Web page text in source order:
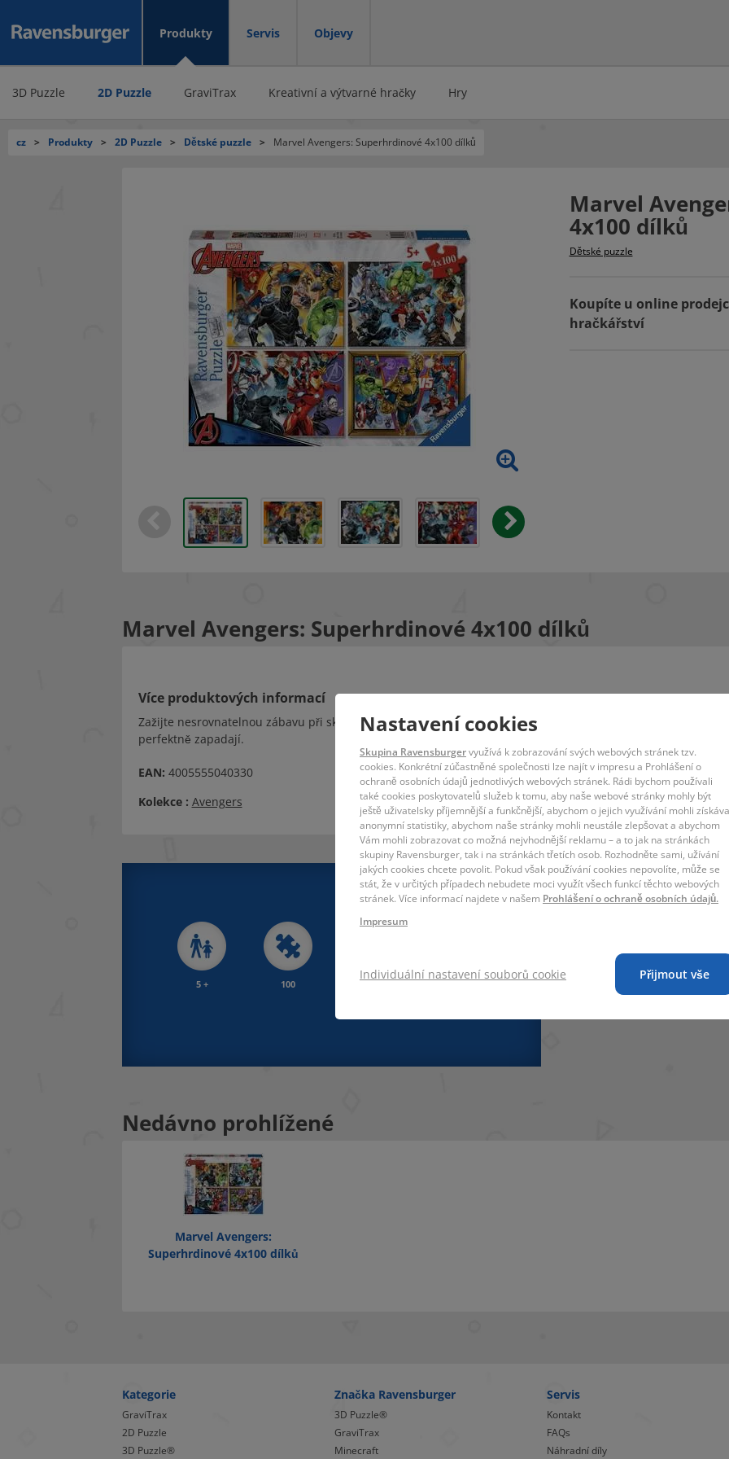
Produkty
3D Puzzle 2D Puzzle GraviTrax Kreativní a výtvarné hračky Hry
Servis Objevy
cz > Produkty > 2D Puzzle > Dětské puzzle > Marvel Avengers: Superhrdinové 4x100 dílků
Marvel
4x100 dílků
Dětské puzzle
Koupíte u online
hračkářství
Marvel Avengers: Superhrdinové 4x100 dílků
Více produktových informací
Zažijte nesrovnatelnou zábavu při skládání vysoce kvalitního puzzle s motivem Avengers od společnosti
perfektně zapadají.
EAN: 4005555040330
Kolekce : Avengers
5 + 100 37 x 27 x 6 cm
ca. 36 x 26 x 0,2
Nedávno prohlížené
Marvel Avengers:
Superhrdinové 4x100 dílků
Kategorie
GraviTrax
2D Puzzle
3D Puzzle®
Značka Ravensburger
3D Puzzle®
GraviTrax
Minecraft
Servis
Kontakt
FAQs
Náhradní díly
Nastavení cookies
Skupina Ravensburgervyužívá k zobrazování svých webových stránek tzv.
cookies. Konkrétní zúčastněné společnosti lze najít v impresu a Prohlášení o
ochraně osobních údajů jednotlivých webových stránek. Rádi bychom používali
také cookies poskytovatelů služeb k tomu, aby naše webové stránky mohly být
ještě uživatelsky příjemnější a funkčnější, abychom o jejich využívání mohli
anonymní statistiky, abychom naše stránky mohli neustále zlepšovat a abychom
Vám mohli zobrazovat co možná nejvhodnější reklamu – a to jak na stránkách
skupiny Ravensburger, tak i na stránkách třetích osob. Rozhodněte sami, užívání
jakých cookies chcete povolit. Pokud však používání cookies nepovolíte, může se
stát, že v určitých případech nebudete moci využít všech funkcí těchto webových
stránek. Více informací najdete v našem Prohlášení o ochraně osobních údajů.
Impresum
Přijmout vše
Individuální nastavení souborů cookie